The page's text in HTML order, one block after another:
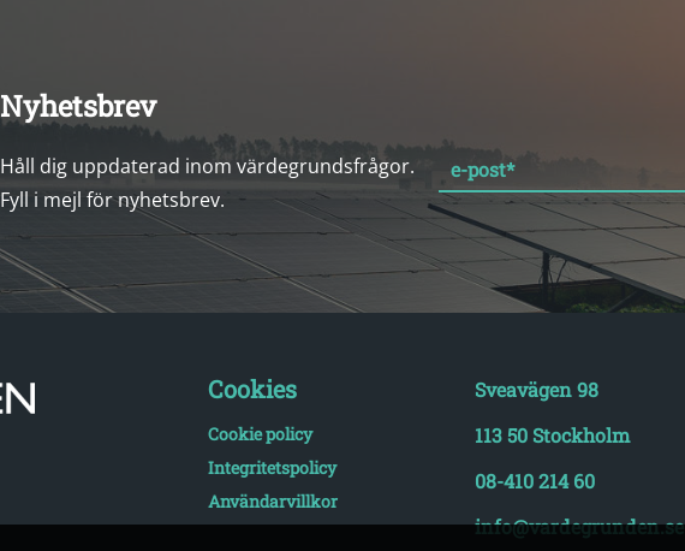
Nyhetsbrev
Håll dig uppdaterad inom värdegrundsfrågor.
Fyll i mejl för nyhetsbrev.
e-post*
Cookies
Cookie policy
Integritetspolicy
Användarvillkor
Sveavägen 98
113 50 Stockholm
08-410 214 60
info@vardegrunden.se